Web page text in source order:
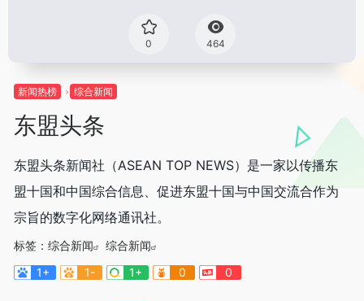
0 464
新闻热榜 综合新闻
东盟头条
东盟头条新闻社（ASEAN TOP NEWS）是一家以传播东
盟十国和中国综合信息、促进东盟十国与中国交流合作为
宗旨的数字化网络通讯社。
标签： 综合新闻
综合新闻
1+
1- 1+ 0 0